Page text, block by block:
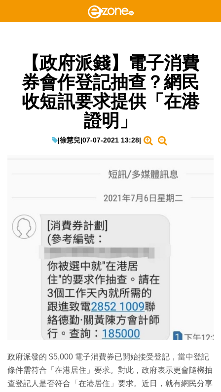
【政府派錢】電子消費
券會作登記抽查？網民
收短訊要求提供「在港
證明」
|徐慧兒|07-07-2021 13:28|
政府派發的 $5,000 電子消費券已開始接受登記，當中登記
條件需符合「在港居住」要求。對此，政府表示更會隨機抽
查登記人是否符合「在港居住」要求。近日，就有網民分享